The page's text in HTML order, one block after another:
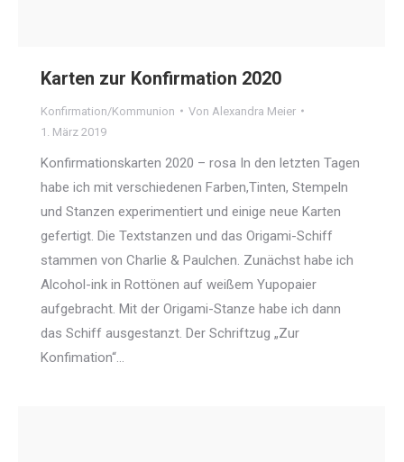
Karten zur Konfirmation 2020
Konfirmation/Kommunion Von Alexandra Meier
1. März 2019
Konfirmationskarten 2020 – rosa In den letzten Tagen
habe ich mit verschiedenen Farben,Tinten, Stempeln
und Stanzen experimentiert und einige neue Karten
gefertigt. Die Textstanzen und das Origami-Schiff
stammen von Charlie & Paulchen. Zunächst habe ich
Alcohol-ink in Rottönen auf weißem Yupopaier
aufgebracht. Mit der Origami-Stanze habe ich dann
das Schiff ausgestanzt. Der Schriftzug „Zur
Konfimation“…